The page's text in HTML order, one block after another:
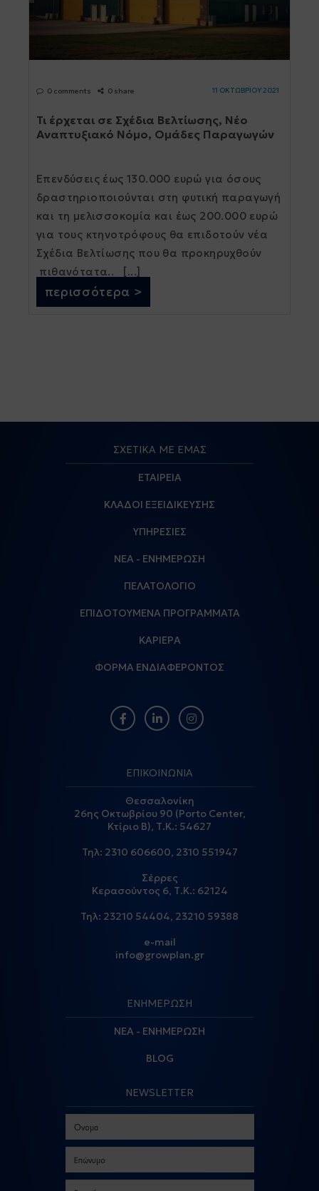
0 comments 0 share 11 ΟΚΤΩΒΡΙΟΥ 2021
Τι έρχεται σε Σχέδια Βελτίωσης, Νέο
Αναπτυξιακό Νόμο, Ομάδες Παραγωγών
Επενδύσεις έως 130.000 ευρώ για όσους
δραστηριοποιούνται στη φυτική παραγωγή
και τη µελισσοκοµία και έως 200.000 ευρώ
για τους κτηνοτρόφους θα επιδοτούν νέα
Σχέδια Βελτίωσης που θα προκηρυχθούν
πιθανότατα.. [...]
περισσότερα >
ΣΧΕΤΙΚΑ ΜΕ ΕΜΑΣ
ΕΤΑΙΡΕΙΑ
ΚΛΑΔΟΙ ΕΞΕΙΔΙΚΕΥΣΗΣ
ΥΠΗΡΕΣΙΕΣ
ΝΕΑ - ΕΝΗΜΕΡΩΣΗ
ΠΕΛΑΤΟΛΟΓΙΟ
ΕΠΙΔΟΤΟΥΜΕΝΑ ΠΡΟΓΡΑΜΜΑΤΑ
ΚΑΡΙΕΡΑ
ΦΟΡΜΑ ΕΝΔΙΑΦΕΡΟΝΤΟΣ
ΕΠΙΚΟΙΝΩΝΙΑ
Θεσσαλονίκη
26ης Οκτωβρίου 90 (Porto Center,
Κτίριο Β), Τ.Κ.: 54627
Τηλ: 2310 606600, 2310 551947
Σέρρες
Κερασούντος 6, Τ.Κ.: 62124
Τηλ: 23210 54404, 23210 59388
e-mail
info@growplan.gr
ΕΝΗΜΕΡΩΣΗ
ΝΕΑ - ΕΝΗΜΕΡΩΣΗ
BLOG
NEWSLETTER